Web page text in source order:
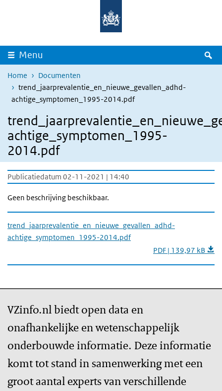
Overslaan en naar de inhoud gaan
Menu
Home
Documenten
trend_jaarprevalentie_en_nieuwe_gevallen_adhd-
achtige_symptomen_1995-2014.pdf
achtige_symptomen_1995-
2014.pdf
Publicatiedatum 02-11-2021 | 14:40
Geen beschrijving beschikbaar.
trend_jaarprevalentie_en_nieuwe_gevallen_adhd-
achtige_symptomen_1995-2014.pdf
PDF | 139,97 kB
VZinfo.nl biedt open data en
onafhankelijke en wetenschappelijk
onderbouwde informatie. Deze informatie
komt tot stand in samenwerking met een
groot aantal experts van verschillende